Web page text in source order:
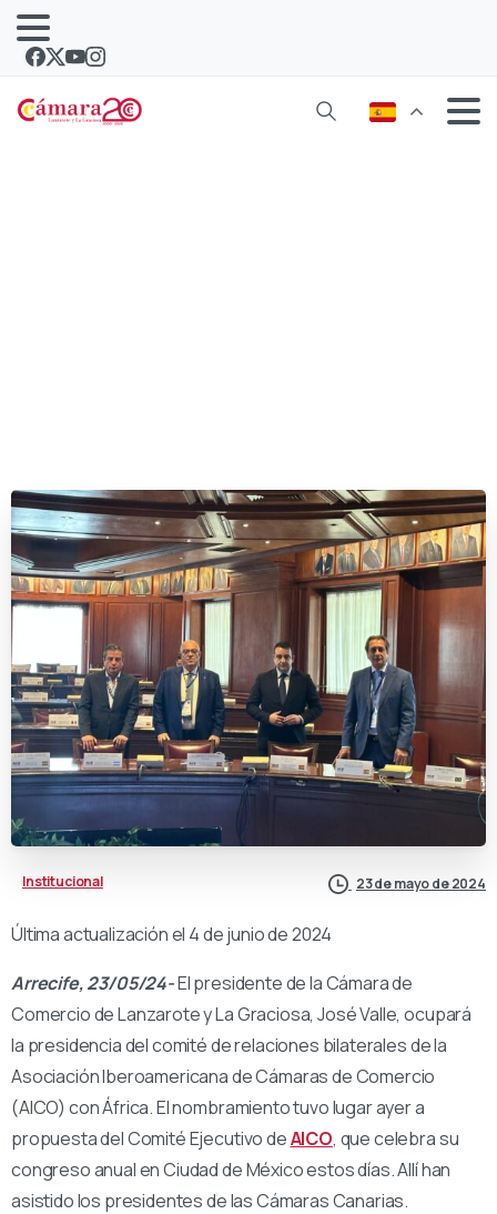
Institucional 23 de mayo de 2024
Última actualización el 4 de junio de 2024
Arrecife, 23/05/24-El presidente de la Cámara de
Comercio de Lanzarote y La Graciosa, José Valle, ocupará
la presidencia del comité de relaciones bilaterales de la
Asociación Iberoamericana de Cámaras de Comercio
(AICO) con África. El nombramiento tuvo lugar ayer a
propuesta del Comité Ejecutivo deAICO, que celebra su
congreso anual en Ciudad de México estos días. Allí han
asistido los presidentes de las Cámaras Canarias.